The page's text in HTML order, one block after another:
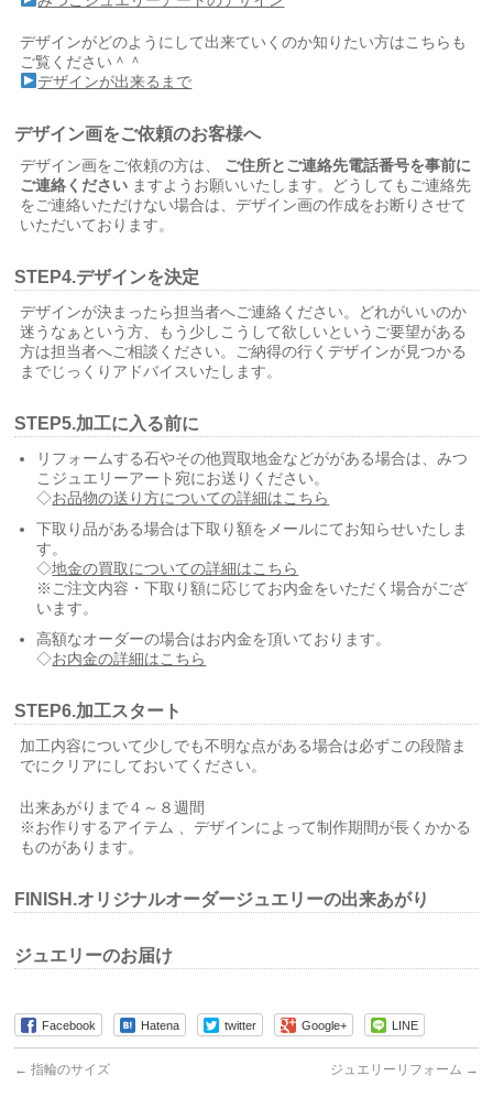
デザインがどのようにして出来ていくのか知りたい方はこちらも
ご覧ください＾＾
デザインが出来るまで
デザイン画をご依頼のお客様へ
デザイン画をご依頼の方は、 ご住所とご連絡先電話番号を事前に
ご連絡ください ますようお願いいたします。どうしてもご連絡先
をご連絡いただけない場合は、デザイン画の作成をお断りさせて
いただいております。
STEP4.デザインを決定
デザインが決まったら担当者へご連絡ください。どれがいいのか
迷うなぁという方、もう少しこうして欲しいというご要望がある
方は担当者へご相談ください。ご納得の行くデザインが見つかる
までじっくりアドバイスいたします。
STEP5.加工に入る前に
リフォームする石やその他買取地金などががある場合は、みつ
こジュエリーアート宛にお送りください。
◇お品物の送り方についての詳細はこちら
下取り品がある場合は下取り額をメールにてお知らせいたしま
す。
◇地金の買取についての詳細はこちら
※ご注文内容・下取り額に応じてお内金をいただく場合がござ
います。
高額なオーダーの場合はお内金を頂いております。
◇お内金の詳細はこちら
STEP6.加工スタート
加工内容について少しでも不明な点がある場合は必ずこの段階ま
でにクリアにしておいてください。
出来あがりまで４～８週間
※お作りするアイテム 、デザインによって制作期間が長くかかる
ものがあります。
FINISH.オリジナルオーダージュエリーの出来あがり
ジュエリーのお届け
Facebook Hatena twitter Google+ LINE
← 指輪のサイズ ジュエリーリフォーム →